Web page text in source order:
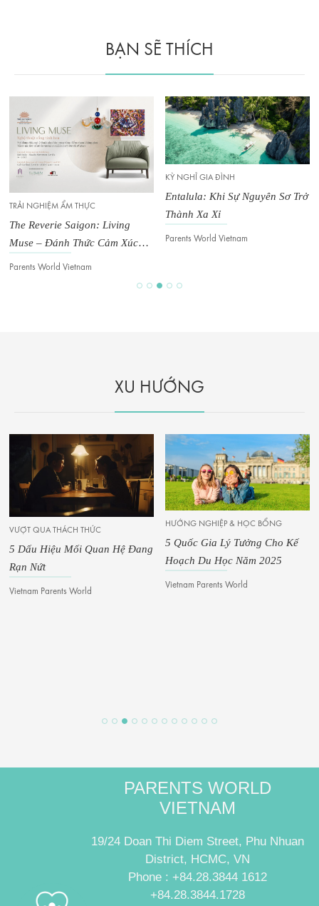
BẠN SẼ THÍCH
TRẢI NGHIỆM ẨM THỰC
The Reverie Saigon: Living
Muse – Đánh Thức Cảm Xúc
Trong Không Gian Đương Đại
Parents World Vietnam
KỲ NGHỈ GIA ĐÌNH
Entalula: Khi Sự Nguyên Sơ Trở
Thành Xa Xỉ
Parents World Vietnam
XU HƯỚNG
VƯỢT QUA THÁCH THỨC
5 Dấu Hiệu Mối Quan Hệ Đang
Rạn Nứt
Vietnam Parents World
HƯỚNG NGHIỆP & HỌC BỔNG
5 Quốc Gia Lý Tưởng Cho Kế
Hoạch Du Học Năm 2025
Vietnam Parents World
PARENTS WORLD
VIETNAM
19/24 Doan Thi Diem Street, Phu Nhuan
District, HCMC, VN
Phone : +84.28.3844 1612
+84.28.3844.1728